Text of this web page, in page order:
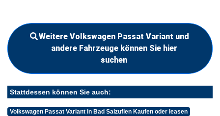
Weitere Volkswagen Passat Variant und
andere Fahrzeuge können Sie hier
suchen
Stattdessen können Sie auch:
Volkswagen Passat Variant in Bad Salzuflen Kaufen oder leasen